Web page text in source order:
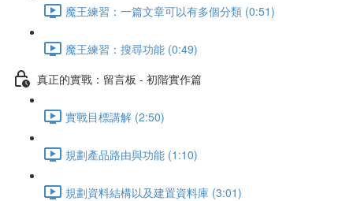
魔王練習：一篇文章可以有多個分類 (0:51)
魔王練習：搜尋功能 (0:49)
真正的實戰：留言板 - 初階實作篇
實戰目標講解 (2:50)
規劃產品路由與功能 (1:10)
規劃資料結構以及建置資料庫 (3:01)